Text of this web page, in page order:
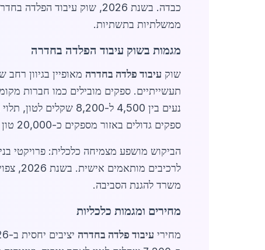
ממשלתיות בתשתיות.
מגמות בשוק עיבוד הפלדה בחדרה
שוק עיבוד פלדה בחדרה מאופיין בגיוון
תעשייתיים. ספקים מובילים כמו חברות
ספקים גדולים באזור מספקים כ-20,000 טון פלדה מעובדת בשנה לחדרה ולסביבה.
הביקוש מושפע מצמיחה כלכלית: פרויקטי
משרד להגנת הסביבה.
מחירים ומגמות כלכליות
מחירי עיבוד פלדה בחדרה